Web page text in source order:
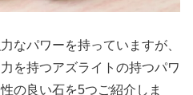
なパワーを持っていますが、
を持つアズライトの持つパワ
の良い石を5つご紹介しま